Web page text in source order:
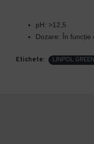
pH: >12,5
Dozare: În funcție
Etichete: LINPOL